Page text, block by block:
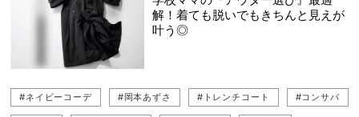
解！着ても脱いでもきちんと見えが
叶う◎
#ネイビーコーデ #岡本あずさ #トレンチコート #コンサバ